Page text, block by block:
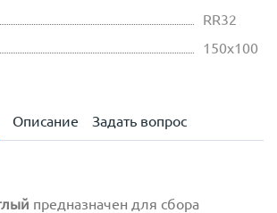
RR32
150х100
Описание Задать вопрос
предназначен для сбора